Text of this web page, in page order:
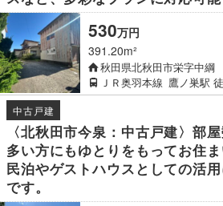
391.20m²
秋田県北秋田市栄字中綱
ＪＲ奥羽本線 鷹ノ巣駅
530万円
中古戸建
〈北秋田市今泉：中古戸建〉部
多い方にもゆとりをもってお住ま
民泊やゲストハウスとしての活
です。